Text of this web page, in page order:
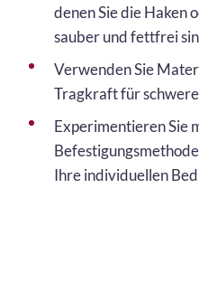
denen Sie die Haken
sauber und fettfrei
Verwenden Sie
Tragkraft für
Experimentieren Sie
Ihre individuellen